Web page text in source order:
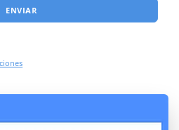
ENVIAR